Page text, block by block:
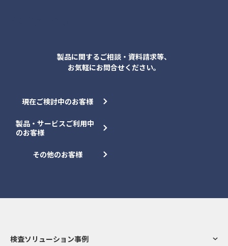
製品に関するご相談・資料請求等、
お気軽にお問合せください。
現在ご検討中のお客様
製品・サービスご利用中
のお客様
その他のお客様
検査ソリューション事例